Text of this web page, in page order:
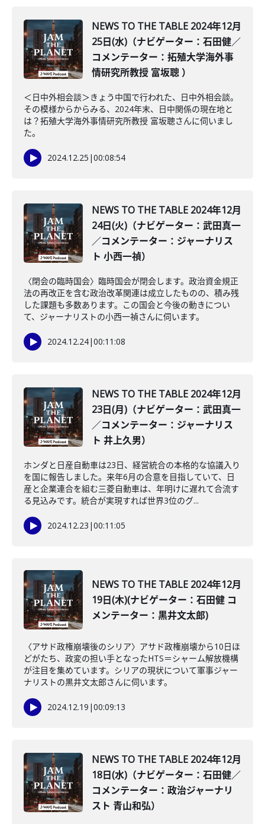
NEWS TO THE TABLE 2024年12月
25日(水)（ナビゲーター：石田健／
コメンテーター：拓殖大学海外事
情研究所教授 富坂聰 ）
＜日中外相会談＞きょう中国で行われた、日中外相会談。
その模様からからみる、2024年末、日中関係の現在地と
は？拓殖大学海外事情研究所教授 富坂聰さんに伺いまし
た。
2024.12.25 |00:08:54
NEWS TO THE TABLE 2024年12月
24日(火)（ナビゲーター：武田真一
／コメンテーター：ジャーナリス
ト 小西一禎）
〈閉会の臨時国会〉臨時国会が閉会します。政治資金規正
法の再改正を含む政治改革関連は成立したものの、積み残
した課題も多数あります。この国会と今後の動きについ
て、ジャーナリストの小西一禎さんに伺います。
2024.12.24|00:11:08
NEWS TO THE TABLE 2024年12月
23日(月)（ナビゲーター：武田真一
／コメンテーター：ジャーナリス
ト 井上久男）
ホンダと日産自動車は23日、経営統合の本格的な協議入り
を国に報告しました。来年6月の合意を目指していて、日
産と企業連合を組む三菱自動車は、年明けに遅れて合流す
る見込みです。統合が実現すれば世界3位のグ...
2024.12.23 |00:11:05
NEWS TO THE TABLE 2024年12月
19日(木)(ナビゲーター：石田健 コ
メンテーター：黒井文太郎)
〈アサド政権崩壊後のシリア〉アサド政権崩壊から10日ほ
どがたち、政変の担い手となったHTS＝シャーム解放機構
が注目を集めています。シリアの現状について軍事ジャー
ナリストの黒井文太郎さんに伺います。
2024.12.19 |00:09:13
NEWS TO THE TABLE 2024年12月
18日(水)（ナビゲーター：石田健／
コメンテーター：政治ジャーナリ
スト 青山和弘）